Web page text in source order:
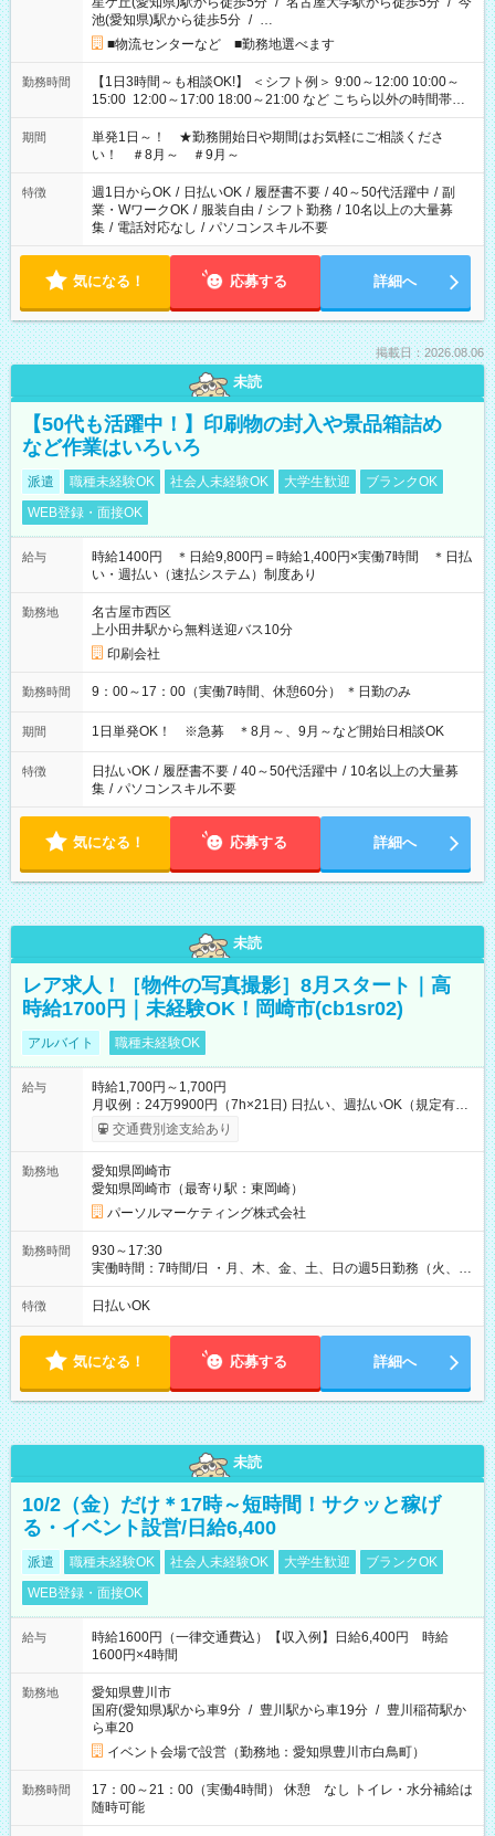
池(愛知県)駅から徒歩5分 / …
■物流センターなど ■勤務地選べます
勤務時間
【1日3時間～も相談OK!】 ＜シフト例＞ 9:00～12:00 10:00～
15:00 12:00～17:00 18:00～21:00 など こちら以外の時間帯も
お気軽にご相談ください！
期間
単発1日～！ ★勤務開始日や期間はお気軽にご相談くださ
い！ ＃8月～ ＃9月～
特徴 週1日からOK / 日払いOK / 履歴書不要 / 40～50代活躍中 / 副
業・WワークOK / 服装自由 / シフト勤務 / 10名以上の大量募
集 / 電話対応なし / パソコンスキル不要
気になる！ 応募する 詳細へ
掲載日：2026.08.06
未読
【50代も活躍中！】印刷物の封入や景品箱詰め
など作業はいろいろ
派遣 職種未経験OK 社会人未経験OK 大学生歓迎
ブランクOK
WEB登録・面接OK
給与
時給1400円 ＊日給9,800円＝時給1,400円×実働7時間 ＊日払
い・週払い（速払システム）制度あり
勤務地
名古屋市西区
上小田井駅から無料送迎バス10分
印刷会社
勤務時間 9：00～17：00（実働7時間、休憩60分） ＊日勤のみ
期間 1日単発OK！ ※急募 ＊8月～、9月～など開始日相談OK
特徴 日払いOK / 履歴書不要 / 40～50代活躍中 / 10名以上の大量募
集 / パソコンスキル不要
気になる！ 応募する 詳細へ
未読
レア求人！［物件の写真撮影］8月スタート｜高
時給1700円｜未経験OK！岡崎市(cb1sr02)
アルバイト 職種未経験OK
給与
時給1,700円～1,700円
月収例：24万9900円（7h×21日) 日払い、週払いOK（規定有
り） 【試用期間】試用期間なし
交通費別途支給あり
勤務地
愛知県岡崎市
愛知県岡崎市（最寄り駅：東岡崎）
パーソルマーケティング株式会社
勤務時間
930～17:30
実働時間：7時間/日 ・月、木、金、土、日の週5日勤務（火、水
は固定休です／夏季、年末年始等、長期休暇有り！） ・ワンシ
フト！ 残業ほぼナシ（0～5h/月）
特徴 日払いOK
気になる！ 応募する 詳細へ
未読
10/2（金）だけ＊17時～短時間！サクッと稼げ
る・イベント設営/日給6,400
派遣 職種未経験OK 社会人未経験OK 大学生歓迎
ブランクOK
WEB登録・面接OK
給与
時給1600円（一律交通費込）【収入例】日給6,400円 時給
1600円×4時間
勤務地
愛知県豊川市
国府(愛知県)駅から車9分 / 豊川駅から車19分 / 豊川稲荷駅か
ら車20
イベント会場で設営（勤務地：愛知県豊川市白鳥町）
勤務時間
17：00～21：00（実働4時間） 休憩 なし トイレ・水分補給は
随時可能